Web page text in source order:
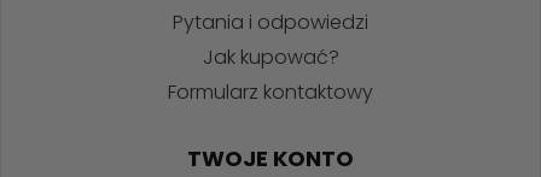
Pytania i odpowiedzi
Jak kupować?
Formularz kontaktowy
TWOJE KONTO